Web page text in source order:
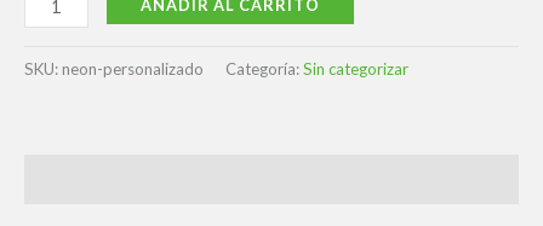
AÑADIR AL CARRITO
SKU: neon-personalizado Categoría:Sin categorizar